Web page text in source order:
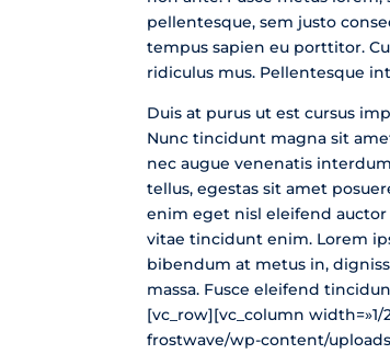
pellentesque, sem justo
tempus sapien eu porttitor.
ridiculus mus. Pellentesque
Duis at purus ut est cursus
Nunc tincidunt magna sit
nec augue venenatis
tellus, egestas sit amet
enim eget nisl eleifend
vitae tincidunt enim. Lorem
bibendum at metus in,
massa. Fusce eleifend
[vc_row][vc_column
frostwave/wp-content/